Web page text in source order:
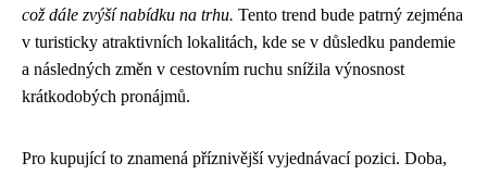
což dále zvýší nabídku na trhu. Tento trend bude patrný zejména
v turisticky atraktivních lokalitách, kde se v důsledku pandemie
a následných změn v cestovním ruchu snížila výnosnost
krátkodobých pronájmů.
Pro kupující to znamená příznivější vyjednávací pozici. Doba,